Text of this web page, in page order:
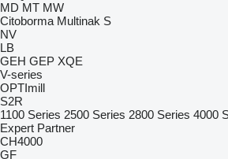
MD MT MW
Citoborma Multinak S
NV
LB
GEH GEP XQE
V-series
OPTImill
S2R
1100 Series 2500 Series 2800 Series 4000
Expert Partner
CH4000
GF